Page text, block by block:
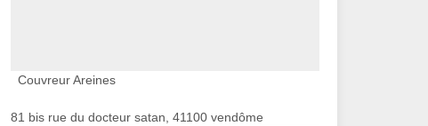
Couvreur Areines
81 bis rue du docteur satan, 41100 vendôme